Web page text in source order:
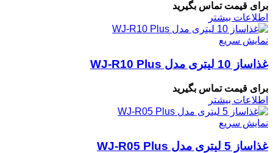
برای قیمت تماس بگیرید
اطلاعات بیشتر
نمایش سریع
غذاساز 10 لیتری مدل WJ-R10 Plus
برای قیمت تماس بگیرید
اطلاعات بیشتر
نمایش سریع
غذاساز 5 لیتری مدل WJ-R05 Plus